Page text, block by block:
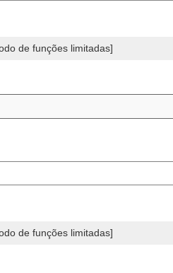
de funções limitadas]
de funções limitadas]